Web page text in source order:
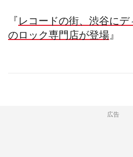
『 レコードの街、渋谷にデ
のロック専門店が登場』
広告